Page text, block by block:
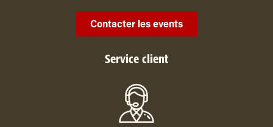
Contacter les events
Service client